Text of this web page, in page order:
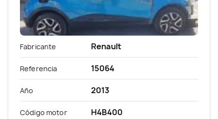
Fabricante Renault
Referencia 15064
Año 2013
Código motor H4B400